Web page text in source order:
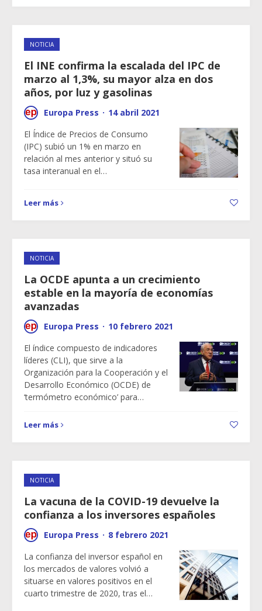
NOTICIA
El INE confirma la escalada del IPC de
marzo al 1,3%, su mayor alza en dos
años, por luz y gasolinas
Europa Press · 14 abril 2021
El Índice de Precios de Consumo
(IPC) subió un 1% en marzo en
relación al mes anterior y situó su
tasa interanual en el…
Leer más
NOTICIA
La OCDE apunta a un crecimiento
estable en la mayoría de economías
avanzadas
Europa Press · 10 febrero 2021
El índice compuesto de indicadores
líderes (CLI), que sirve a la
Organización para la Cooperación y el
Desarrollo Económico (OCDE) de
‘termómetro económico’ para…
Leer más
NOTICIA
La vacuna de la COVID-19 devuelve la
confianza a los inversores españoles
Europa Press · 8 febrero 2021
La confianza del inversor español en
los mercados de valores volvió a
situarse en valores positivos en el
cuarto trimestre de 2020, tras el…